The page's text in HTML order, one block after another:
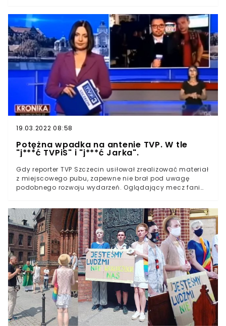
policjanta". Senior natrafił na artykuł w mediach
społecznościowych, w którym informowano o prostej
metodzie zarabiania na kryptowalutach. Senior
zdecydował się na wypełnienie specjalnego formularza.
Podał w nim swoje imię, nazwisko oraz numer telefonu.
Początkowo zainwestował w waluty tysiąc złotych.
19.03.2022 08:58
Potężna wpadka na antenie TVP. W tle
"j***ć TVPiS" i "j***ć Jarka".
Gdy reporter TVP Szczecin usiłował zrealizować materiał
z miejscowego pubu, zapewne nie brał pod uwagę
podobnego rozwoju wydarzeń. Oglądający mecz fani
Pogoni Szczecin podejmowali chorwacką drużynę NK
Osijek w ramach zmagań wewnątrz Ligi Konferencji
Europy UEFA. Polacy przegrali rewanżową potyczkę
0:1.Choć mecz odbywał się w Chorwacji, ogromna część
kibiców szczecińskiej drużyny śledziła go w lokalnych
pubach. Relację z jednego z nich prowadził reporter TVP
Szczecin Przemysław Plecan.